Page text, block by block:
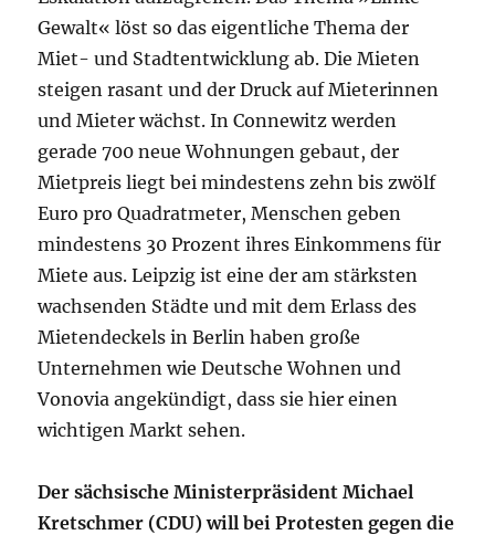
Gewalt« löst so das eigentliche Thema der
Miet- und Stadtentwicklung ab. Die Mieten
steigen rasant und der Druck auf Mieterinnen
und Mieter wächst. In Connewitz werden
gerade 700 neue Wohnungen ­gebaut, der
Mietpreis liegt bei mindestens zehn bis zwölf
Euro pro Quadratmeter, Menschen geben
mindestens 30 Prozent ihres Einkommens für
Miete aus. Leipzig ist eine der am stärksten
wachsenden Städte und mit dem Erlass des
Mietendeckels in Berlin haben große
Unternehmen wie Deutsche Wohnen und
Vonovia angekündigt, dass sie hier einen
wichtigen Markt sehen.
Der sächsische Ministerpräsident Michael
Kretschmer (CDU) will bei Protesten gegen die